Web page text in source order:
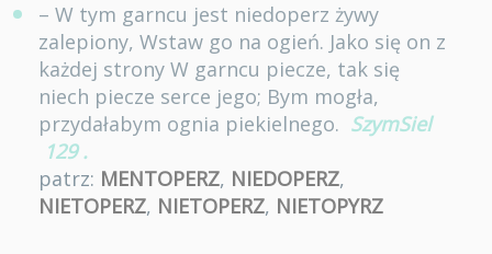
– W tym garncu jest niedoperz żywy
zalepiony, Wstaw go na ogień. Jako się on z
każdej strony W garncu piecze, tak się
niech piecze serce jego; Bym mogła,
przydałabym ognia piekielnego. SzymSiel
129 .
patrz: MENTOPERZ, NIEDOPERZ,
NIETOPERZ, NIETOPERZ, NIETOPYRZ